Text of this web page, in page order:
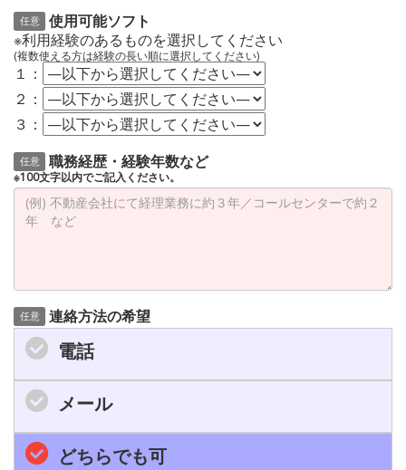
任意
使用可能ソフト
※利用経験のあるものを選択してください
(複数使える方は経験の長い順に選択してください)
１：
２：
３：
任意 職務経歴・経験年数など
※100文字以内でご記入ください。
任意 連絡方法の希望
電話
メール
どちらでも可